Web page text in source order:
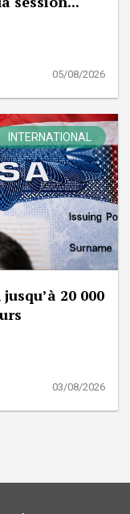
05/08/2026
INTERNATIONAL
20 000
03/08/2026